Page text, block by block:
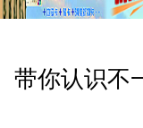
带你认识